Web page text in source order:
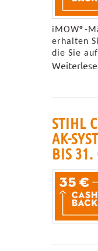
iMOW®-
erhalten
die Sie auf
STIHL
AK-
BIS 31.